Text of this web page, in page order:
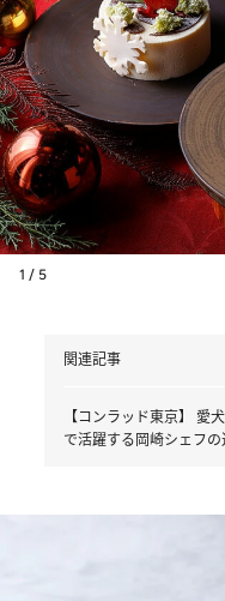
1 / 5
関連記事
【コンラッド東京】 愛
で活躍する岡崎シェフの